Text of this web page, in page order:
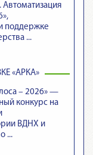
Автоматизация
поддержке
...
«АРКА»
– 2026» —
конкурс на
ВДНХ и
...